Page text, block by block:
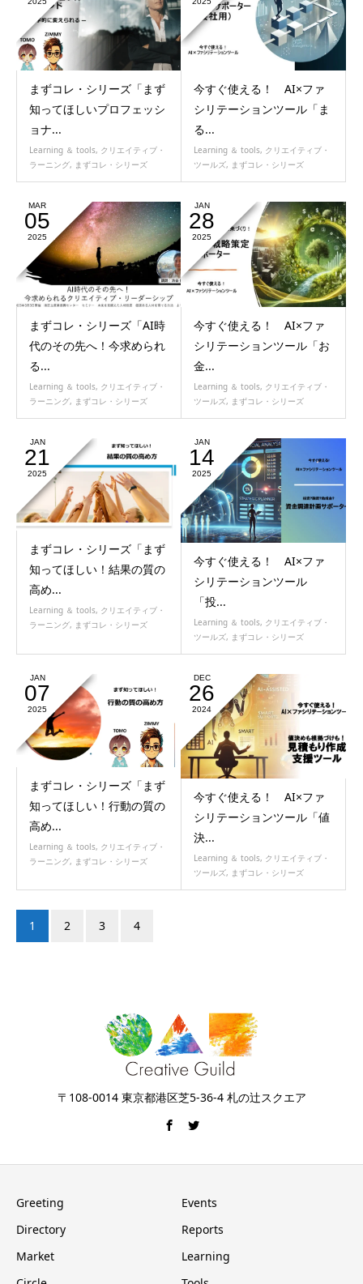
まずコレ・シリーズ「まず
知ってほしいプロフェッシ
ョナ...
Learning ＆ tools, クリエイティブ・
ラーニング, まずコレ・シリーズ
今すぐ使える！ AI×ファ
シリテーションツール「ま
る...
Learning ＆ tools, クリエイティブ・
ツールズ, まずコレ・シリーズ
MAR
05
2025
まずコレ・シリーズ「AI時
代のその先へ！今求められ
る...
Learning ＆ tools, クリエイティブ・
ラーニング, まずコレ・シリーズ
JAN
28
2025
今すぐ使える！ AI×ファ
シリテーションツール「お
金...
Learning ＆ tools, クリエイティブ・
ツールズ, まずコレ・シリーズ
JAN
21
2025
まずコレ・シリーズ「まず
知ってほしい！結果の質の
高め...
Learning ＆ tools, クリエイティブ・
ラーニング, まずコレ・シリーズ
JAN
14
2025
今すぐ使える！ AI×ファ
シリテーションツール
「投...
Learning ＆ tools, クリエイティブ・
ツールズ, まずコレ・シリーズ
JAN
07
2025
まずコレ・シリーズ「まず
知ってほしい！行動の質の
高め...
Learning ＆ tools, クリエイティブ・
ラーニング, まずコレ・シリーズ
DEC
26
2024
今すぐ使える！ AI×ファ
シリテーションツール「値
決...
Learning ＆ tools, クリエイティブ・
ツールズ, まずコレ・シリーズ
1 2 3 4
〒108-0014 東京都港区芝5-36-4 札の辻スクエア
Greeting
Events
Directory
Reports
Market
Learning